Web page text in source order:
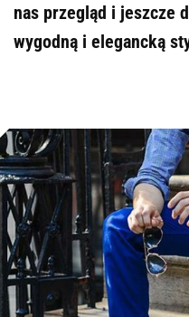
nas przegląd i jeszcze
wygodną i elegancką